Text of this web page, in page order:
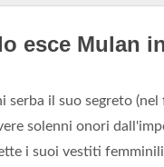
esce Mulan
serba il suo segreto
solenni onori
i suoi vestiti